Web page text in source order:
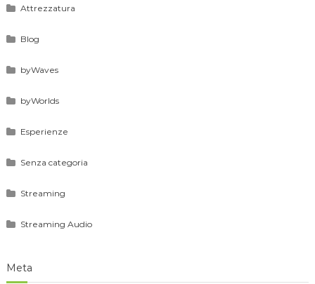
Attrezzatura
Blog
byWaves
byWorlds
Esperienze
Senza categoria
Streaming
Streaming Audio
Meta